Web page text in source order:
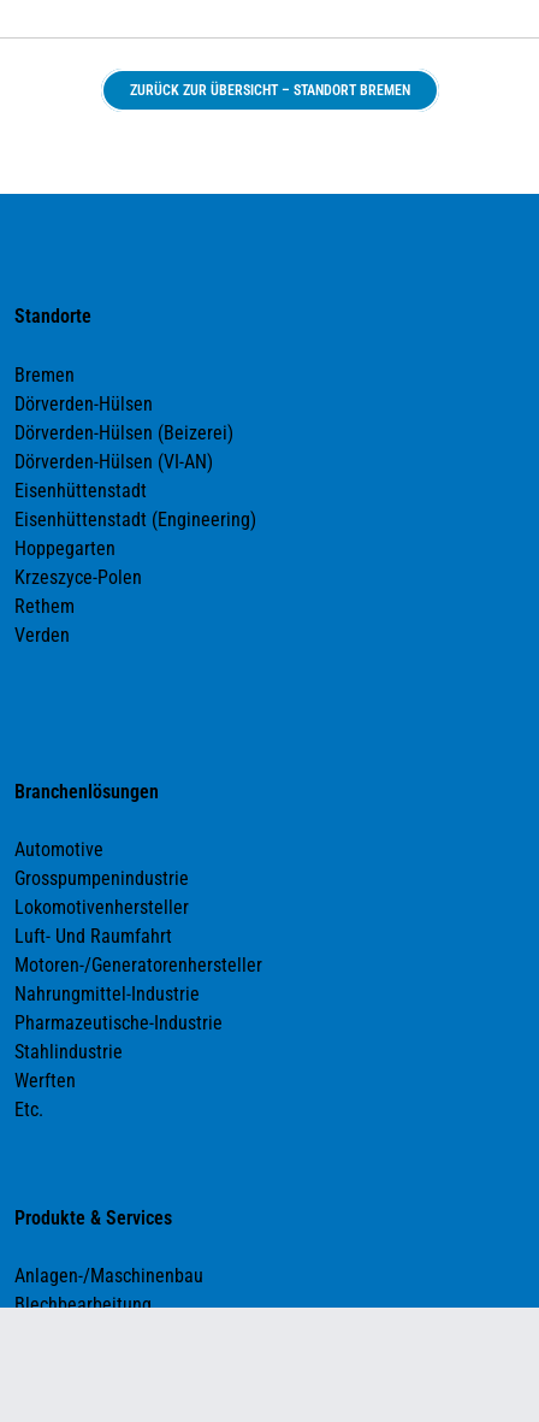
ZURÜCK ZUR ÜBERSICHT – STANDORT BREMEN
Standorte
Bremen
Dörverden-Hülsen
Dörverden-Hülsen (Beizerei)
Dörverden-Hülsen (VI-AN)
Eisenhüttenstadt
Eisenhüttenstadt (Engineering)
Hoppegarten
Krzeszyce-Polen
Rethem
Verden
Branchenlösungen
Automotive
Grosspumpenindustrie
Lokomotivenhersteller
Luft- Und Raumfahrt
Motoren-/Generatorenhersteller
Nahrungmittel-Industrie
Pharmazeutische-Industrie
Stahlindustrie
Werften
Etc.
Produkte & Services
Anlagen-/Maschinenbau
Blechbearbeitung